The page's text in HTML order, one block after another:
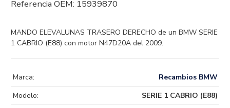
Referencia OEM: 15939870
MANDO ELEVALUNAS TRASERO DERECHO de un BMW SERIE
1 CABRIO (E88) con motor N47D20A del 2009.
Marca:
Recambios BMW
Modelo:
SERIE 1 CABRIO (E88)